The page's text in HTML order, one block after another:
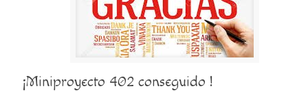
¡Miniproyecto 402 conseguido !